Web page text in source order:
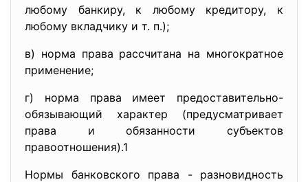
любому банкиру, к любому кредитору, к
любому вкладчику и т. п.);
в) норма права рассчитана на многократное
применение;
г) норма права имеет предоставительно-
обязывающий характер (предусматривает
права и обязанности субъектов
правоотношения).1
Нормы банковского права - разновидность